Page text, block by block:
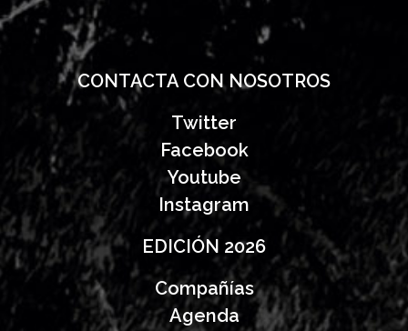
CONTACTA CON NOSOTROS
Twitter
Facebook
Youtube
Instagram
EDICIÓN 2026
Compañías
Agenda